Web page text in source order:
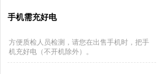
手机需充好电
方便质检人员检测，请您在出售手机时，把手
机充好电（不开机除外）。